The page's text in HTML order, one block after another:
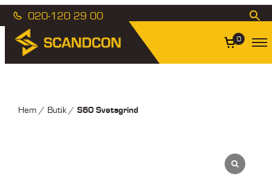
020-120 29 00
0
Hem/ Butik/ S60 Svetsgrind